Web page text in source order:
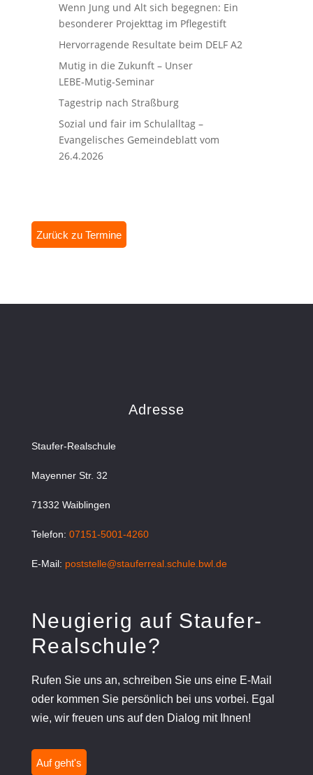
Wenn Jung und Alt sich begegnen: Ein
besonderer Projekttag im Pflegestift
Hervorragende Resultate beim DELF A2
Mutig in die Zukunft – Unser
LEBE‑Mutig‑Seminar
Tagestrip nach Straßburg
Sozial und fair im Schulalltag –
Evangelisches Gemeindeblatt vom
26.4.2026
Zurück zu Termine
Adresse
Staufer-Realschule
Mayenner Str. 32
71332 Waiblingen
Telefon: 07151-5001-4260
E-Mail: poststelle@stauferreal.schule.bwl.de
Neugierig auf Staufer-
Realschule?
Rufen Sie uns an, schreiben Sie uns eine E-Mail
oder kommen Sie persönlich bei uns vorbei. Egal
wie, wir freuen uns auf den Dialog mit Ihnen!
Auf geht's